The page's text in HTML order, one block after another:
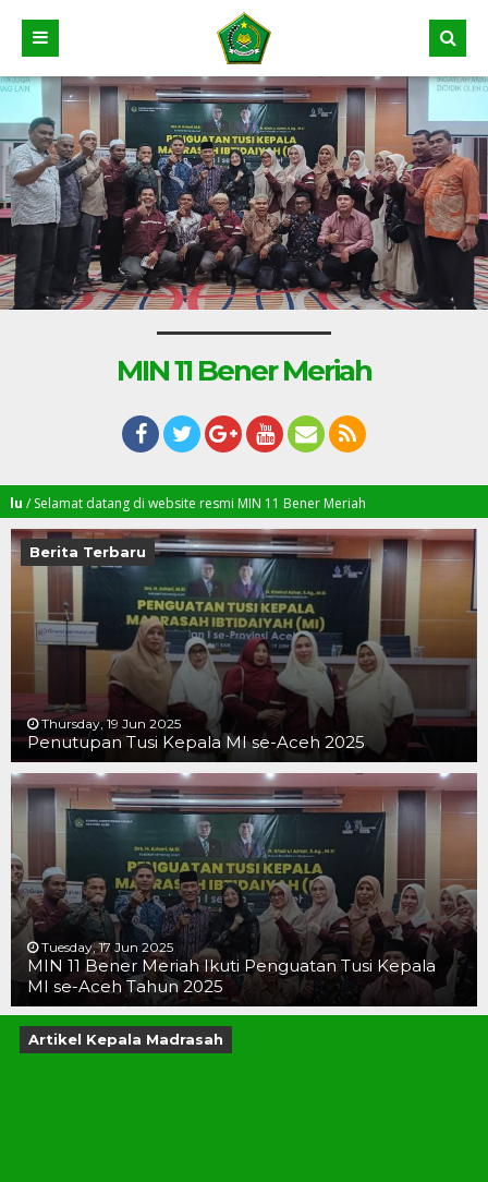
MIN 11 Bener Meriah
datang di website resmi MIN 11 Bener Meriah
Berita Terbaru
Thursday, 19 Jun 2025
Penutupan Tusi Kepala MI se-Aceh 2025
Tuesday, 17 Jun 2025
MIN 11 Bener Meriah Ikuti Penguatan Tusi Kepala
MI se-Aceh Tahun 2025
Artikel Kepala Madrasah
19 JUN 2025
19 JUN 2025
16 JUN 2025